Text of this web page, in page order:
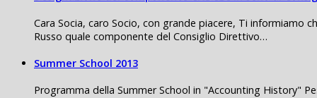
Cara Socia, caro Socio, con grande piacere, Ti informiamo
Russo quale componente del Consiglio Direttivo…
Summer School 2013
Programma della Summer School in "Accounting History"